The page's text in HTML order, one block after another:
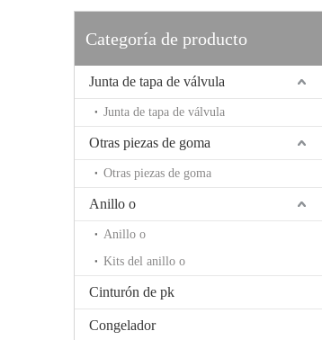
Categoría de producto
Junta de tapa de válvula
Junta de tapa de válvula
Otras piezas de goma
Otras piezas de goma
Anillo o
Anillo o
Kits del anillo o
Cinturón de pk
Congelador